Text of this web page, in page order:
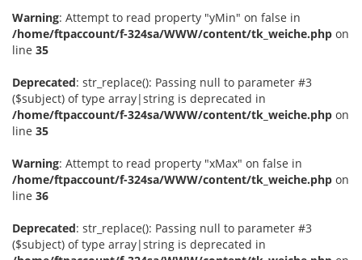
Warning: Attempt to read property "yMin" on false in
/home/ftpaccount/f-324sa/WWW/content/tk_weiche.php on
line 35
Deprecated: str_replace(): Passing null to parameter #3
($subject) of type array|string is deprecated in
/home/ftpaccount/f-324sa/WWW/content/tk_weiche.php on
line 35
Warning: Attempt to read property "xMax" on false in
/home/ftpaccount/f-324sa/WWW/content/tk_weiche.php on
line 36
Deprecated: str_replace(): Passing null to parameter #3
($subject) of type array|string is deprecated in